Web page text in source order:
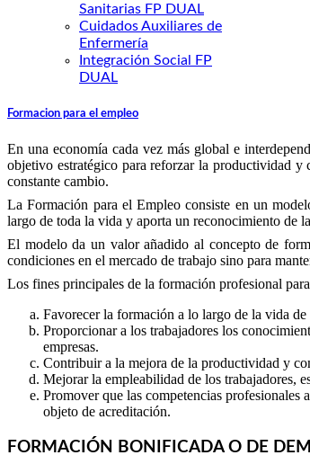
Sanitarias FP DUAL
Cuidados Auxiliares de
Enfermería
Integración Social FP
DUAL
Formacion para el empleo
En una economía cada vez más global e
objetivo estratégico para reforzar la productividad y
constante cambio.
La Formación para el Empleo consiste en un
largo de toda la vida y aporta un reconocimiento de
El modelo da un valor añadido al concepto de
condiciones en el mercado de trabajo sino para
Los fines principales de la formación profesional
Favorecer la formación a lo largo de la vida
Proporcionar a los trabajadores los
empresas.
Contribuir a la mejora de la productividad y
Mejorar la empleabilidad de los trabajadores,
Promover que las competencias profesionales
objeto de acreditación.
FORMACIÓN BONIFICADA O DE